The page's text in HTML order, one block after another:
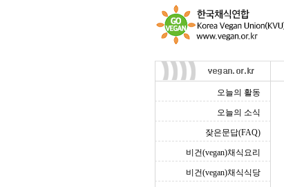
오늘의 활동
오늘의 소식
잦은문답(FAQ)
비건(vegan)채식요리
비건(vegan)채식식당